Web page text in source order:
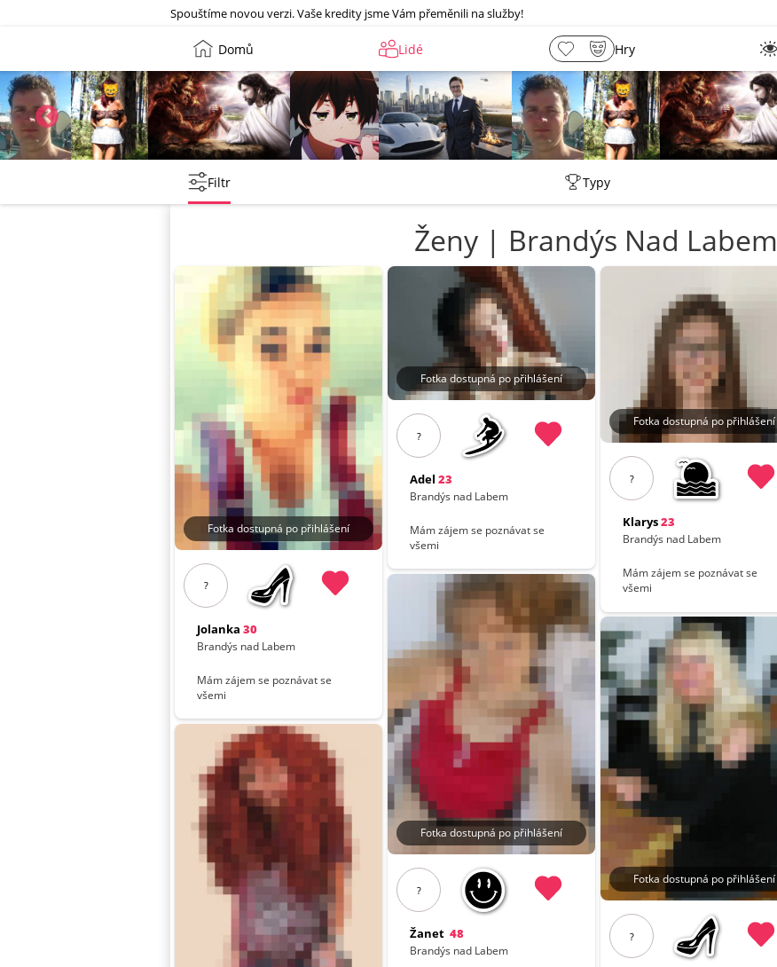
Spouštíme novou verzi. Vaše kredity jsme Vám přeměnili na služby!
Domů Lidé Hry
lebkoun198
Filtr Typy
Ženy | Brandýs Nad Labem
Fotka dostupná po přihlášení
?
Jolanka 30
Brandýs nad Labem
Mám zájem se poznávat se
všemi
Fotka dostupná po přihlášení
?
Adel 23
Brandýs nad Labem
Mám zájem se poznávat se
všemi
Fotka dostupná po přihlášení
?
Žanet 48
Brandýs nad Labem
Fotka dostupná po přihlášení
?
Klarys23
Brandýs nad Labem
Mám zájem se poznávat se
všemi
Fotka dostupná po přihlášení
?